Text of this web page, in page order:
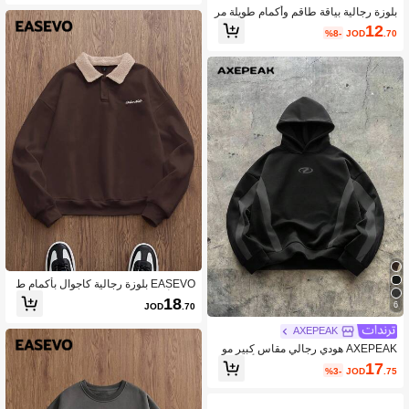
بلوزة رجالية بياقة طاقم وأكمام طويلة مر
يحة وفضفاضة بنسيج الوافل مقاس كبير
JOD12.70
%8-
6
AXEPEAK
AXEPEAK هودي رجالي مقاس كبير مو
ضة متعدد الاستخدامات مخطط بأكمام ط
ويلة
JOD17 .75
%3-
EASEVO بلوزة رجالية كاجوال بأكمام ط
ويلة وأزرار ذات لون متباين، مناسبة للخر
يف والشتاء، مقاسات كبيرة
JOD18.70